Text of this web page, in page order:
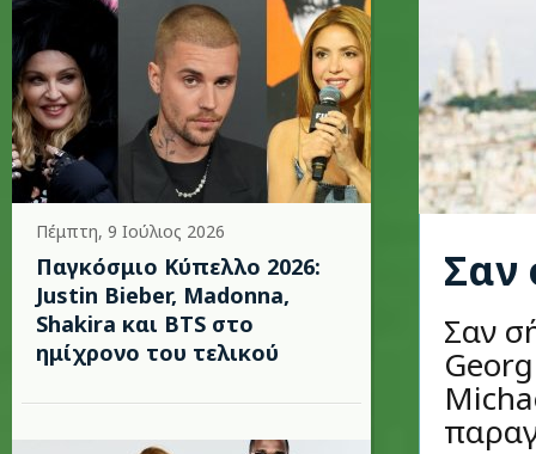
Πέμπτη, 9 Ιούλιος 2026
Παγκόσμιο Κύπελλο 2026:
Justin Bieber, Madonna,
Shakira και BTS στο
ημίχρονο του τελικού
Σαν
Σαν